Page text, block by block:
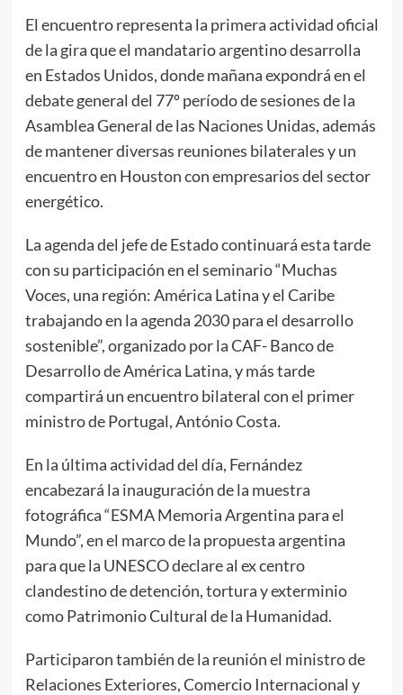
El encuentro representa la primera actividad oficial
de la gira que el mandatario argentino desarrolla
en Estados Unidos, donde mañana expondrá en el
debate general del 77º período de sesiones de la
Asamblea General de las Naciones Unidas, además
de mantener diversas reuniones bilaterales y un
encuentro en Houston con empresarios del sector
energético.
La agenda del jefe de Estado continuará esta tarde
con su participación en el seminario “Muchas
Voces, una región: América Latina y el Caribe
trabajando en la agenda 2030 para el desarrollo
sostenible”, organizado por la CAF- Banco de
Desarrollo de América Latina, y más tarde
compartirá un encuentro bilateral con el primer
ministro de Portugal, António Costa.
En la última actividad del día, Fernández
encabezará la inauguración de la muestra
fotográfica “ESMA Memoria Argentina para el
Mundo”, en el marco de la propuesta argentina
para que la UNESCO declare al ex centro
clandestino de detención, tortura y exterminio
como Patrimonio Cultural de la Humanidad.
Participaron también de la reunión el ministro de
Relaciones Exteriores, Comercio Internacional y